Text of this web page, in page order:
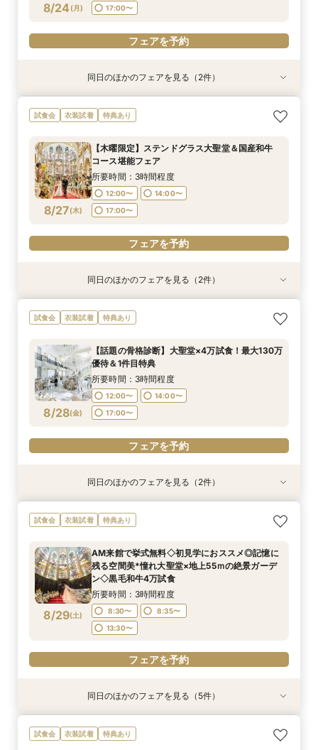
フェアを予約
フェアを予約
フェアを予約
フェアを予約
8/24 (月) 17:00〜
フェアを予約
衣装試着 特典あり
8/24(月)
【話題の骨格診断】大聖堂×4万試食！最大130万
優待＆1件目特典
12:00〜
14:00〜
17:00〜
フェアを予約
特典あり
8/24(月)
【LGBTQカップル様へ】ふたりで選ぶ、ふたり
の形◇LGBT検定取得の専属スタッフがご案内◇
所要時間：3時間程度
17:00〜
フェアを予約
同日のほかのフェアを見る（2件）
試食会 衣装試着 特典あり
8/27(木)
【木曜限定】ステンドグラス大聖堂＆国産和牛
コース堪能フェア
所要時間：3時間程度
12:00〜
14:00〜
17:00〜
フェアを予約
衣装試着 特典あり
8/27(木)
＜初見学におススメ＞全館見学×4万コース試食×
じっくり相談会
12:00〜
14:00〜
17:00〜
フェアを予約
特典あり
8/27(木)
【LGBTQカップル様へ】ふたりで選ぶ、ふたり
の形◇LGBT検定取得の専属スタッフがご案内◇
所要時間：3時間程度
17:00〜
フェアを予約
同日のほかのフェアを見る（2件）
試食会 衣装試着 特典あり
8/28(金)
【話題の骨格診断】大聖堂×4万試食！最大130万
優待＆1件目特典
所要時間：3時間程度
12:00〜
14:00〜
17:00〜
フェアを予約
衣装試着 特典あり
8/28(金)
＜初見学におススメ＞全館見学×4万コース試食×
じっくり相談会
12:00〜
14:00〜
17:00〜
フェアを予約
特典あり
8/28(金)
【LGBTQカップル様へ】ふたりで選ぶ、ふたり
の形◇LGBT検定取得の専属スタッフがご案内◇
所要時間：3時間程度
12:00〜
14:00〜
17:00〜
フェアを予約
同日のほかのフェアを見る（2件）
試食会 衣装試着 特典あり
8/29(土)
AM来館で挙式無料◇初見学におススメ◎記憶に
残る空間美*憧れ大聖堂×地上55ｍの絶景ガーデ
ン◇黒毛和牛4万試食
所要時間：3時間程度
8:30〜
8:35〜
13:30〜
フェアを予約
衣装試着 特典あり
【歴史感じる本格大聖堂×洗練された美食】黒毛
和牛4万試食で美食を確認！骨格診断＆お似合い
衣装試着 特典あり
《唯一無二の記憶に残るチャペル演出》ドレス映
え抜群の大聖堂で感動の挙式体験！骨格診断＆お
衣装試着 特典あり
＜初見学に◎＞じっくり相談会×大聖堂×上質会
場×絶品4万試食付きBIGフェア
衣装試着 特典あり
＜料理重視の方へ◎＞こだわり抜いた記憶に残る
美食体験◇黒毛和牛4万試食付き！骨格診断＆お
衣装試着 特典あり
トレンド花嫁に◎SNSで話題の最新マッピング演
出*絶品4万試食付きBIGフェア
同日のほかのフェアを見る（5件）
試食会 衣装試着 特典あり